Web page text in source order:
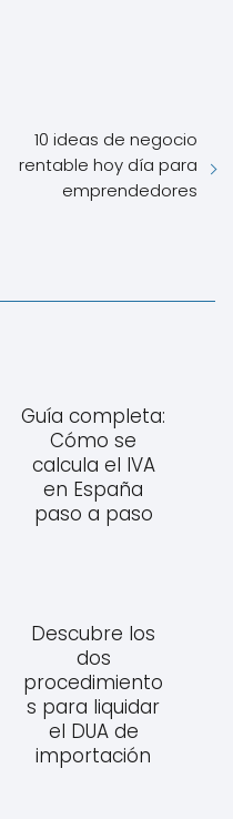
10 ideas de negocio
rentable hoy día para
emprendedores
Guía completa:
Cómo se
calcula el IVA
en España
paso a paso
Descubre los
dos
procedimiento
s para liquidar
el DUA de
importación